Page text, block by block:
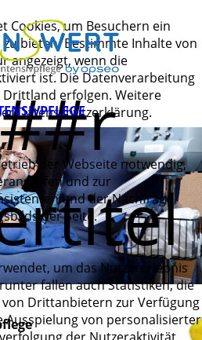
Cookies, um Besuchern ein
bieten. Bestimmte Inhalte von
angezeigt, wenn die
ist. Die Datenverarbeitung
erfolgen. Weitere
Datenschutzerklärung.
der Webseite notwendig,
und zur
und der Nachfrage
der Seite.
um das Nutzererlebnis
fallen auch Statistiken, die
Drittanbietern zur Verfügung
Ausspielung von personalisierter